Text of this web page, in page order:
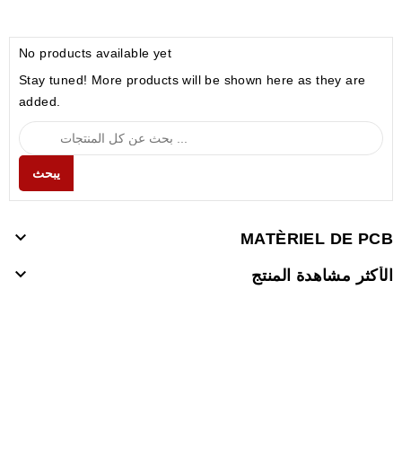
No products available yet
Stay tuned! More products will be shown here as they are
added.
يبحث
MATÈRIEL DE PCB

الأكثر مشاهدة المنتج 